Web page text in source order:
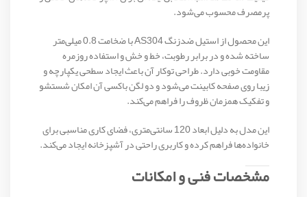
پرمصرف محسوب می‌شود.
این محصول از استیل ضدزنگ AS304 با ضخامت 0.8 میلی‌متر
ساخته شده و در برابر رطوبت، خط و خش و استفاده روزمره
مقاومت خوبی دارد. طراحی توکار آن باعث ایجاد سطحی یکپارچه و
زیبا روی صفحه کابینت می‌شود و دو لگن باکسی آن امکان شستشو
و تفکیک همزمان ظروف را فراهم می‌کند.
این مدل به دلیل ابعاد 120 سانتی‌متری، فضای کاری مناسبی برای
خانواده‌ها فراهم کرده و کاربری راحتی در آشپزخانه ایجاد می‌کند.
مشخصات فنی و امکانات